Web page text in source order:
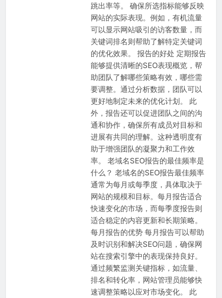
跳出率等。 确保所选指标能够反映
网站的实际表现。例如，有机流量
可以显示网站吸引的访客数量，而
关键词排名则帮助了解特定关键词
的优化效果。 报告的好处 定期报告
能够提供清晰的SEO表现概览，帮
助团队了解哪些策略有效，哪些需
要调整。通过分析数据，团队可以
更好地制定未来的优化计划。 此
外，报告还可以促进团队之间的沟
通和协作，确保所有成员对目标和
进展有共同的理解。这种透明度有
助于增强团队的凝聚力和工作效
率。 老域名SEO报告的最佳频率是
什么？ 老域名的SEO报告最佳频率
通常为每月或每季度，具体取决于
网站的规模和目标。每月报告适合
快速变化的市场，而每季度报告则
适合稳定的内容更新和长期策略。
每月报告的优势 每月报告可以帮助
及时识别和解决SEO问题，确保网
站在搜索引擎中的表现保持良好。
通过频繁监测关键指标，如流量、
排名和转化率，网站管理员能够快
速调整策略以应对市场变化。 此